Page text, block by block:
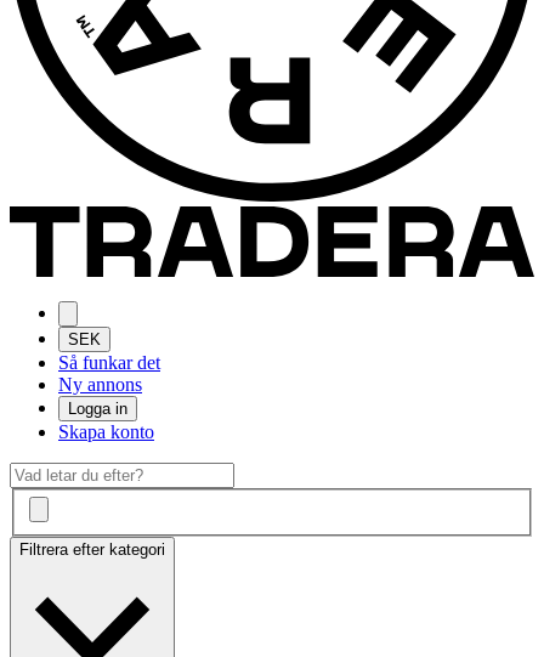
SEK
Så funkar det
Ny annons
Logga in
Skapa konto
Filtrera efter kategori